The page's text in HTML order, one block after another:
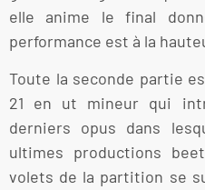
elle anime le final
performance est à la
Toute la seconde partie
21 en ut mineur qui
derniers opus dans
ultimes productions
volets de la partition se